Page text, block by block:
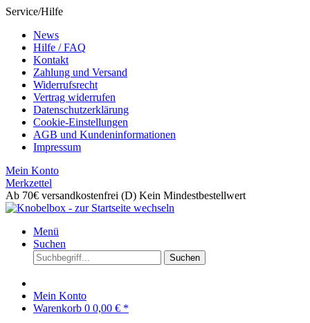
Service/Hilfe
News
Hilfe / FAQ
Kontakt
Zahlung und Versand
Widerrufsrecht
Vertrag widerrufen
Datenschutzerklärung
Cookie-Einstellungen
AGB und Kundeninformationen
Impressum
Mein Konto
Merkzettel
Ab 70€ versandkostenfrei (D) Kein Mindestbestellwert
Menü
Suchen
Suchen
Mein Konto
Warenkorb 0 0,00 € *